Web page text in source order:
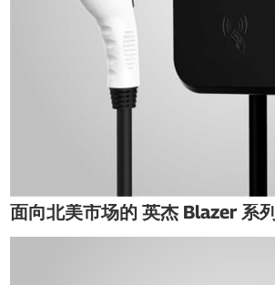
面向北美市场的 英杰 Blazer 系列